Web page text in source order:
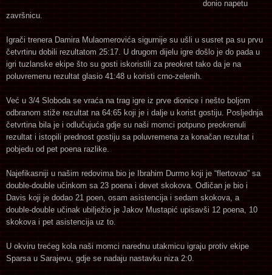
donio napetu
završnicu.
Igrači trenera Damira Mulaomerovića sigurnije su ušli u susret pa su prvu
četvrtinu dobili rezultatom 25:17. U drugom dijelu igre došlo je do pada u
igri tuzlanske ekipe što su gosti iskoristili za preokret tako da je na
poluvremenu rezultat glasio 41:48 u koristi crno-zelenih.
Već u 3/4 Sloboda se vraća na trag igre iz prve dionice i nešto boljom
odbranom stiže rezultat na 64:65 koji je i dalje u korist gostiju. Posljednja
četvrtina bila je i odlučujuća gdje su naši momci potpuno preokrenuli
rezultat i istopili prednost gostiju sa poluvremena za konačan rezultat i
pobjedu od pet poena razlike.
Najefikasniji u našim redovima bio je Ibrahim Durmo koji je “flertovao” sa
double-double učinkom sa 23 poena i devet skokova. Odličan je bio i
Davis koji je dodao 21 poen, osam asistencija i sedam skokova, a
double-double učinak ubilježio je Jakov Mustapić upisavši 12 poena, 10
skokova i pet asistencija uz to.
U okviru trećeg kola naši momci narednu utakmicu igraju protiv ekipe
Sparsa u Sarajevu, gdje se nadaju nastavku niza 2:0.